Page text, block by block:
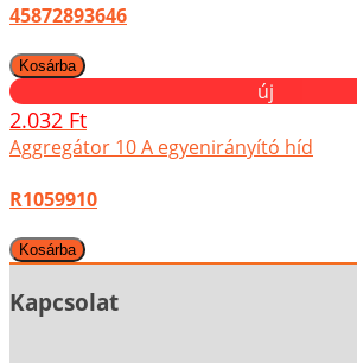
45872893646
új
2.032 Ft
Aggregátor 10 A egyenirányító híd
R1059910
Kapcsolat